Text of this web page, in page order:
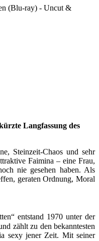
Langfassung des
Steinzeit-Chaos und sehr
Faimina – eine Frau,
nie gesehen haben. Als
geraten Ordnung, Moral
entstand 1970 unter der
zählt zu den bekanntesten
sexy jener Zeit. Mit seiner